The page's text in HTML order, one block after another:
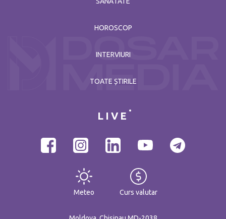
HOROSCOP
INTERVIURI
TOATE ȘTIRILE
LIVE
Meteo Curs valutar